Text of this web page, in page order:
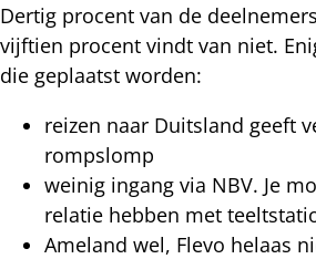
Dertig procent van de
vijftien procent vindt van niet.
die geplaatst worden:
reizen naar Duitsland geeft
rompslomp
weinig ingang via NBV. Je
relatie hebben met
Ameland wel, Flevo helaas